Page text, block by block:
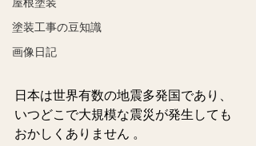
塗装工事の豆知識
画像日記
日本は世界有数の地震多発国であり、
いつどこで大規模な震災が発生しても
おかしくありません 。